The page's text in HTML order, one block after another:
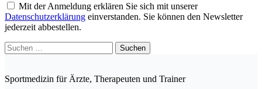
Mit der Anmeldung erklären Sie sich mit unserer
Datenschutzerklärung einverstanden. Sie können den Newsletter
jederzeit abbestellen.
Suchen
nach:
Sportmedizin für Ärzte, Therapeuten und Trainer